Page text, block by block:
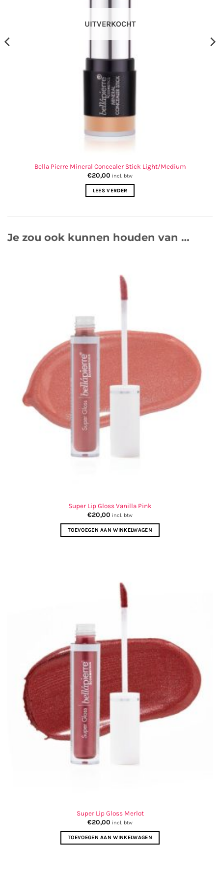
UITVERKOCHT
Bella Pierre Mineral Concealer Stick Light/Medium
€20,00 incl. btw
LEES VERDER
Je zou ook kunnen houden van …
Super Lip Gloss Vanilla Pink
€20,00 incl. btw
TOEVOEGEN AAN WINKELWAGEN
Super Lip Gloss Merlot
€20,00 incl. btw
TOEVOEGEN AAN WINKELWAGEN